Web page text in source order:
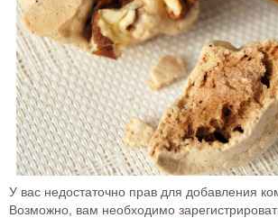
У вас недостаточно прав для добавления
Возможно, вам необходимо